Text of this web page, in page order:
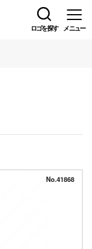
ロゴを探す メニュー
No.41868